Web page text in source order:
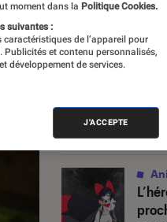
de
moment dans la Politique Cookies.
suivantes :
de l’appareil pour
Publicités et contenu personnalisés,
développement de services.
J'ACCEPTE